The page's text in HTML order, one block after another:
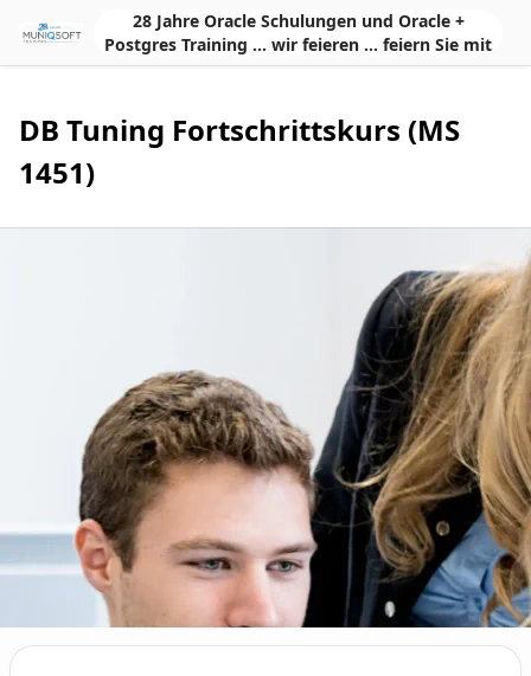
Skip to Main Content28 Jahre Oracle Schulungen und Oracle +
Postgres Training ... wir feieren ... feiern Sie mit
DB Tuning Fortschrittskurs (MS
1451)